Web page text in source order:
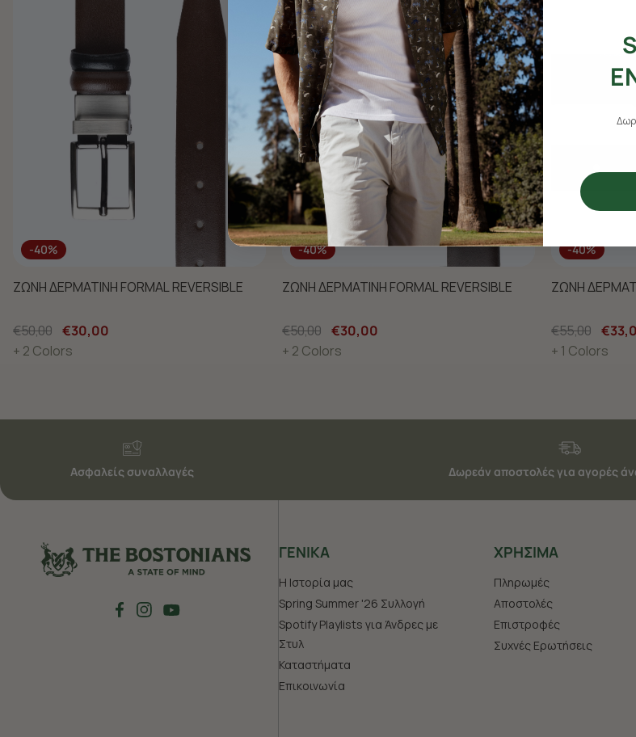
-40%
ΖΩΝΗ ΔΕΡΜΑΤΙΝΗ FORMAL REVERSIBLE
€50,00 €30,00
+ 2 Colors
-40%
ΖΩΝΗ ΔΕΡΜΑΤΙΝΗ FORMAL REVERSIBLE
€50,00 €30,00
+ 2 Colors
-40%
ΖΩΝΗ
€55,00
+ 1 Colors
Ασφαλείς συναλλαγές Δωρεάν αποστολές για αγορές
ΓΕΝΙΚΑ
Η Ιστορία μας
Spring Summer '26 Συλλογή
Spotify Playlists για Άνδρες με
Στυλ
Καταστήματα
Επικοινωνία
ΧΡHΣΙΜΑ
Πληρωμές
Αποστολές
Επιστροφές
Συχνές Ερωτήσεις